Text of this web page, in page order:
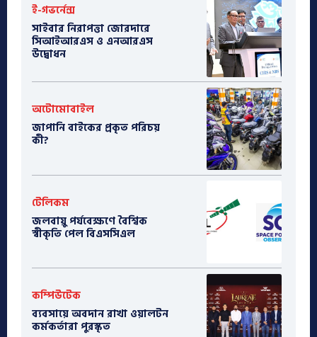
ই-গভর্নেন্স
সাইবার নিরাপত্তা জোরদারে
সিআইআরএস ও এনআরএস
উদ্বোধন
অটোমোবাইল
​জাপানি বাইকের প্রকৃত পরিচয়
কী?
টেলিকম
জলবায়ু পর্যবেক্ষণে বৈশ্বিক
স্বীকৃতি পেল বিএসসিএল
কম্পিউটেক
ব্যবসায়ে অবদান রাখা ওয়ালটন
কর্মকর্তারা পুরস্কৃত